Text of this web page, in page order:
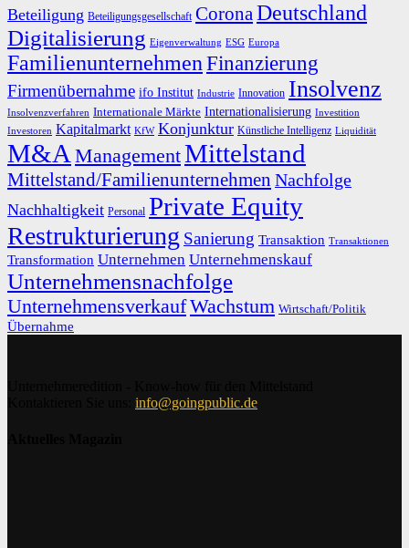
Beteiligung Beteiligungsgesellschaft CoronaDeutschland
Digitalisierung Eigenverwaltung ESG Europa
FamilienunternehmenFinanzierung
Firmenübernahme ifo Institut Industrie Innovation Insolvenz
Insolvenzverfahren Internationale Märkte Internationalisierung Investition
Investoren Kapitalmarkt KfW Konjunktur Künstliche Intelligenz Liquidität
M&A ManagementMittelstand
Mittelstand/Familienunternehmen Nachfolge
Nachhaltigkeit Personal Private Equity
Restrukturierung Sanierung Transaktion Transaktionen
Transformation Unternehmen Unternehmenskauf
Unternehmensnachfolge
UnternehmensverkaufWachstum Wirtschaft/Politik
Übernahme
info@goingpublic.de